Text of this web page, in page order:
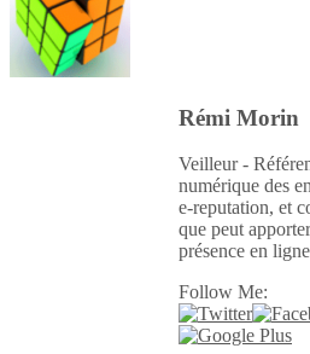
Rémi Morin
Veilleur -
numérique des
e-reputation, et
que peut
présence en
Follow Me: